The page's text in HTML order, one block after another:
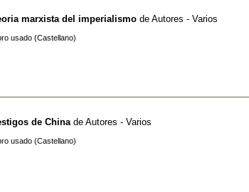
marxista del imperialismo de Autores - Varios
usado (Castellano)
de China de Autores - Varios
usado (Castellano)